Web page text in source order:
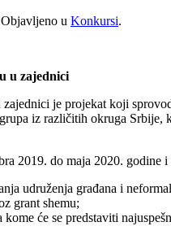
u Konkursi.
u zajednici
je projekat koji
iz različitih okruga Srbije,
2019. do maja 2020. godine
udruženja građana i
grant shemu;
će se predstaviti